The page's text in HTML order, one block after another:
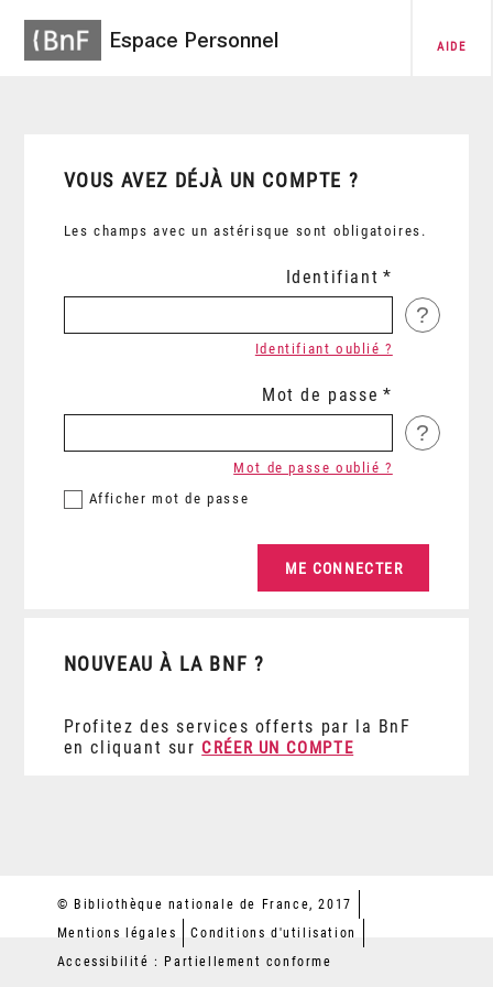
Espace Personnel AIDE
VOUS AVEZ DÉJÀ UN COMPTE ?
Les champs avec un astérisque sont obligatoires.
Identifiant
?
Identifiant oublié ?
Mot de passe
?
Afficher mot de passe
Mot de passe oublié ?
NOUVEAU À LA BNF ?
Profitez des services offerts par la BnF
en cliquant sur CRÉER UN COMPTE
© Bibliothèque nationale de France, 2017
Mentions légales
Conditions d'utilisation
Accessibilité : Partiellement conforme